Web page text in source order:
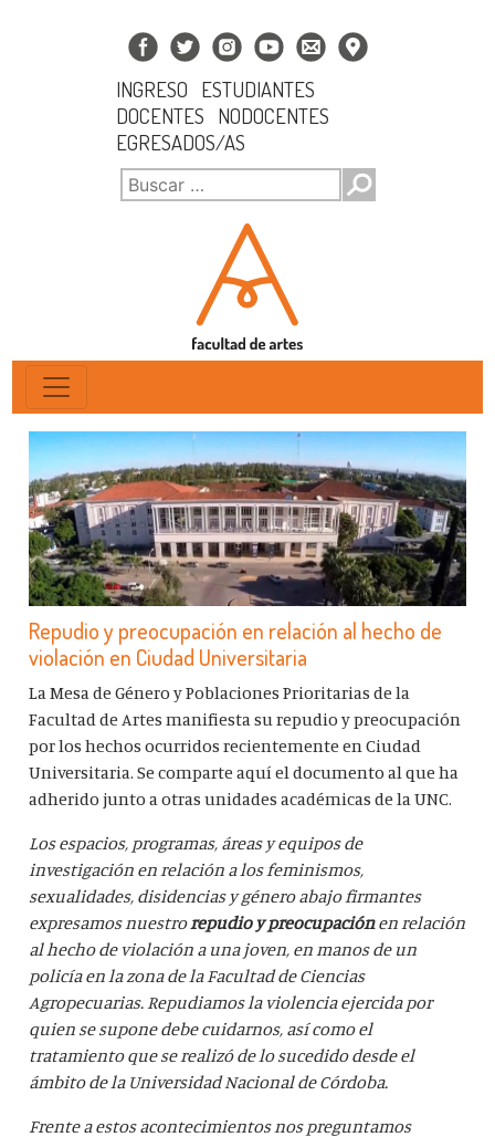
INGRESO
ESTUDIANTES
DOCENTES
NODOCENTES
EGRESADOS/AS
Repudio y preocupación en relación al hecho de
violación en Ciudad Universitaria
La Mesa de Género y Poblaciones Prioritarias de la
Facultad de Artes manifiesta su repudio y preocupación
por los hechos ocurridos recientemente en Ciudad
Universitaria. Se comparte aquí el documento al que ha
adherido junto a otras unidades académicas de la UNC.
Los espacios, programas, áreas y equipos de
investigación en relación a los feminismos,
sexualidades, disidencias y género abajo firmantes
expresamos nuestrorepudio y preocupaciónen relación
al hecho de violación a una joven, en manos de un
policía en la zona de la Facultad de Ciencias
Agropecuarias. Repudiamos la violencia ejercida por
quien se supone debe cuidarnos, así como el
tratamiento que se realizó de lo sucedido desde el
ámbito de la Universidad Nacional de Córdoba.
Frente a estos acontecimientos nos preguntamos